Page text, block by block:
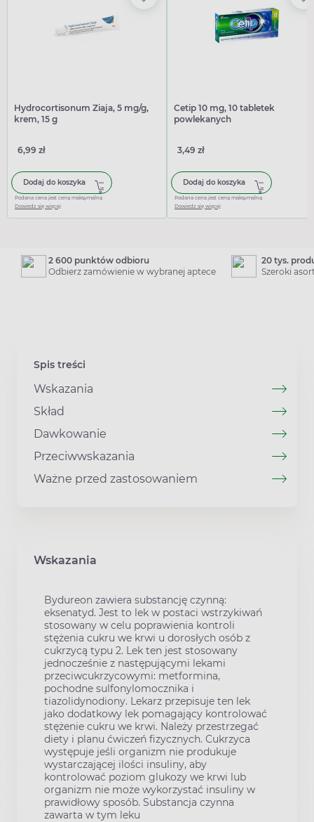
Hydrocortisonum Ziaja, 5 mg/g,
krem, 15 g
6,99 zł
Dodaj do koszyka
Podana cena jest ceną maksymalną
Dowiedz się więcej
Cetip 10 mg, 10 tabletek
powlekanych
3,49 zł
Dodaj do koszyka
Podana cena jest ceną maksymalną
Dowiedz się więcej
2 600 punktów odbioru
Odbierz zamówienie w wybranej aptece
20 tys.
Szeroki
Spis treści
Wskazania
Skład
Dawkowanie
Przeciwwskazania
Ważne przed zastosowaniem
Wskazania
Bydureon zawiera substancję czynną:
eksenatyd. Jest to lek w postaci wstrzykiwań
stosowany w celu poprawienia kontroli
stężenia cukru we krwi u dorosłych osób z
cukrzycą typu 2. Lek ten jest stosowany
jednocześnie z następującymi lekami
przeciwcukrzycowymi: metformina,
pochodne sulfonylomocznika i
tiazolidynodiony. Lekarz przepisuje ten lek
jako dodatkowy lek pomagający kontrolować
stężenie cukru we krwi. Należy przestrzegać
diety i planu ćwiczeń fizycznych. Cukrzyca
występuje jeśli organizm nie produkuje
wystarczającej ilości insuliny, aby
kontrolować poziom glukozy we krwi lub
organizm nie może wykorzystać insuliny w
prawidłowy sposób. Substancja czynna
zawarta w tym leku